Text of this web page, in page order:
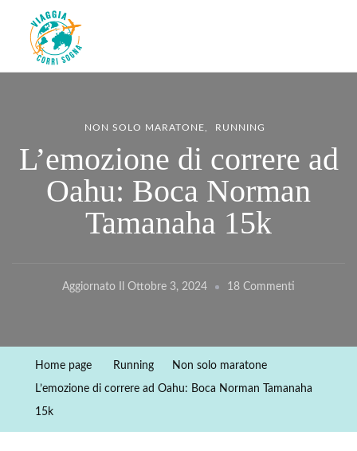
Viaggiacorrisogna – Blog di
viaggi e running
Viaggi zaino in spalla e corse in giro per il mondo
NON SOLO MARATONE RUNNING
L’emozione di correre ad
Oahu: Boca Norman
Tamanaha 15k
Aggiornato Il Ottobre 3, 2024 18 Commenti
Home page Running Non solo maratone
L’emozione di correre ad Oahu: Boca Norman Tamanaha
15k